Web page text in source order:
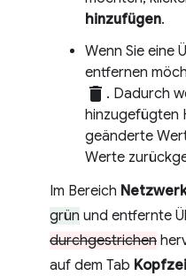
hinzufügen.
Wenn Sie eine
entfernen
delete . Dadurch
hinzugefügten
geänderte
Werte
Im Bereich Netzwerk
grün und entfernte
durchgestrichen
auf dem Tab